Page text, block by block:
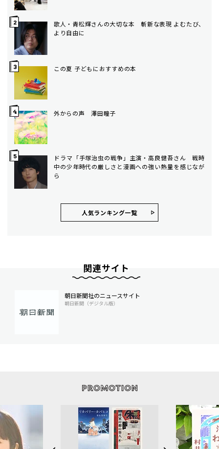
歌人・青松輝さんの大切な本 斬新な表現 よむたび、
より自由に
この夏 子どもにおすすめの本
外からの声 澤田瞳子
ドラマ「手塚治虫の戦争」主演・高良健吾さん 戦時
中の少年時代の厳しさと漫画への強い熱量を感じなが
ら
人気ランキング⼀覧
関連サイト
朝日新聞社のニュースサイト
朝日新聞（デジタル版）